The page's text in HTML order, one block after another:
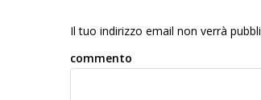
Il tuo indirizzo email non verrà
commento